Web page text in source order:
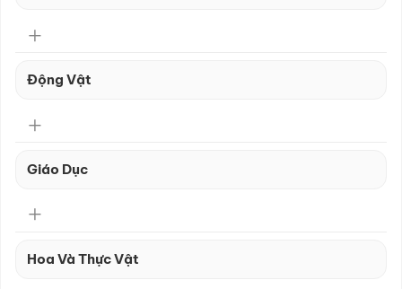
Động Vật
Giáo Dục
Hoa Và Thực Vật